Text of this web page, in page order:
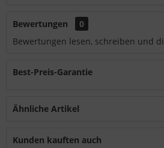
Bewertungen
0
Bewertungen lesen, schreiben und
Best-Preis-Garantie
Ähnliche Artikel
Kunden kauften auch